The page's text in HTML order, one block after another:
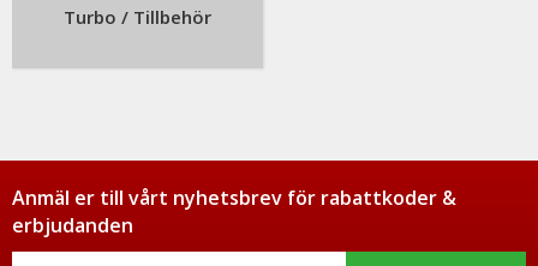
Turbo / Tillbehör
Anmäl er till vårt nyhetsbrev för rabattkoder &
erbjudanden